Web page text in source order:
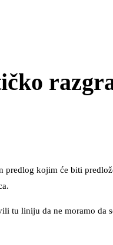
kojim će biti
tu liniju da ne moramo da